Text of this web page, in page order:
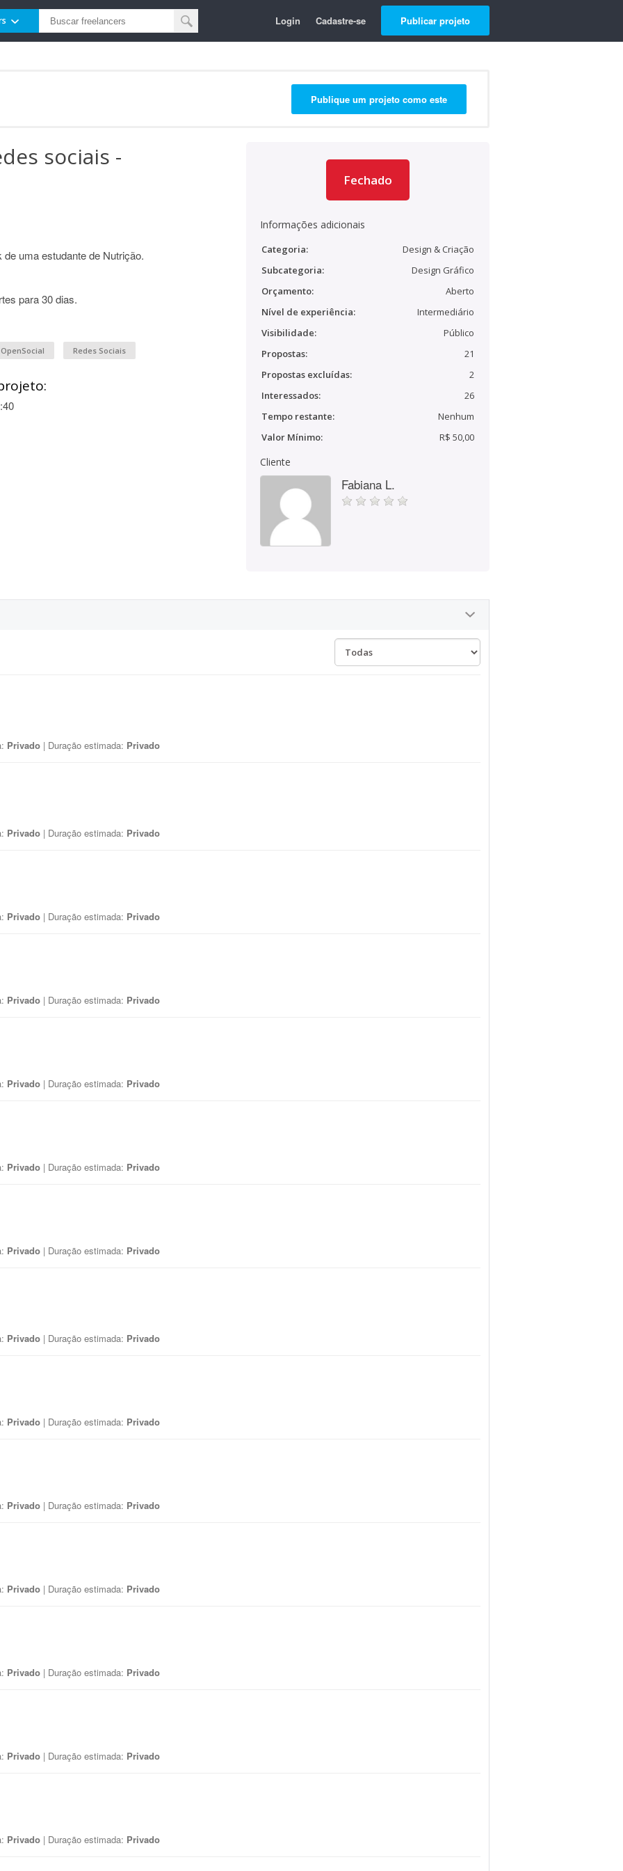
Login Cadastre-se Publicar projeto
Publique um projeto como este
sociais -
uma estudante de Nutrição.
para 30 dias.
Redes Sociais
Fechado
Informações adicionais
Categoria:
Design & Criação
Subcategoria:
Design Gráfico
Orçamento:
Aberto
Nível de experiência:
Intermediário
Visibilidade:
Público
Propostas:
21
Propostas excluídas:
2
Interessados:
26
Tempo restante:
Nenhum
Valor Mínimo:
R$ 50,00
Cliente
Fabiana L.
Privado | Duração estimada: Privado
Privado | Duração estimada: Privado
Privado | Duração estimada: Privado
Privado | Duração estimada: Privado
Privado | Duração estimada: Privado
Privado | Duração estimada: Privado
Privado | Duração estimada: Privado
Privado | Duração estimada: Privado
Privado | Duração estimada: Privado
Privado | Duração estimada: Privado
Privado | Duração estimada: Privado
Privado | Duração estimada: Privado
Privado | Duração estimada: Privado
Privado | Duração estimada: Privado